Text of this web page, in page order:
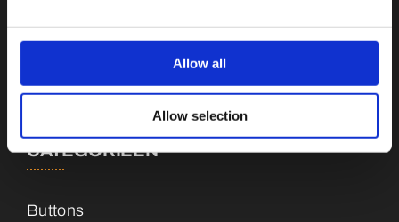
Allow all
Allow selection
info@vianenonline.nl
+31 (0)34 8407 089
CATEGORIEËN
Buttons